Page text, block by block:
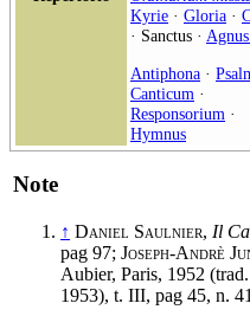
Kyrie · Gloria ·
· Sanctus ·
Antiphona ·
Canticum ·
Responsorium ·
Hymnus
Note
↑ Daniel Saulnier, Il
pag 97; Joseph-Andrè
Aubier, Paris, 1952
1953), t. III, pag 45, n.